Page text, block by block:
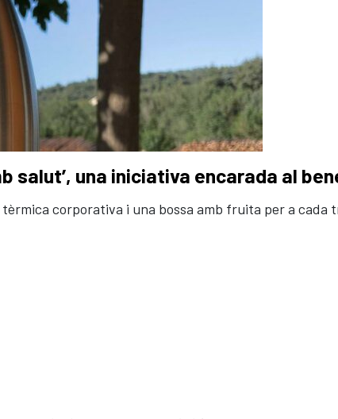
salut’, una iniciativa encarada al
corporativa i una bossa amb fruita per a